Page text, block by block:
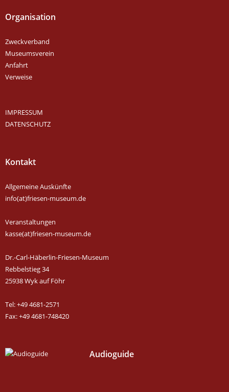
Organisation
Zweckverband
Museumsverein
Anfahrt
Verweise
IMPRESSUM
DATENSCHUTZ
Kontakt
Allgemeine Auskünfte
info(at)friesen-museum.de
Veranstaltungen
kasse(at)friesen-museum.de
Dr.-Carl-Häberlin-Friesen-Museum
Rebbelstieg 34
25938 Wyk auf Föhr
Tel: +49 4681-2571
Fax: +49 4681-748420
Audioguide